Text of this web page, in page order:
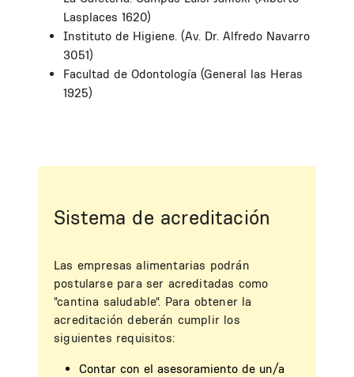
Lasplaces 1620)
Instituto de Higiene. (Av. Dr. Alfredo Navarro
3051)
Facultad de Odontología (General las Heras
1925)
Sistema de acreditación
Las empresas alimentarias podrán
postularse para ser acreditadas como
"cantina saludable". Para obtener la
acreditación deberán cumplir los
siguientes requisitos:
Contar con el asesoramiento de un/a